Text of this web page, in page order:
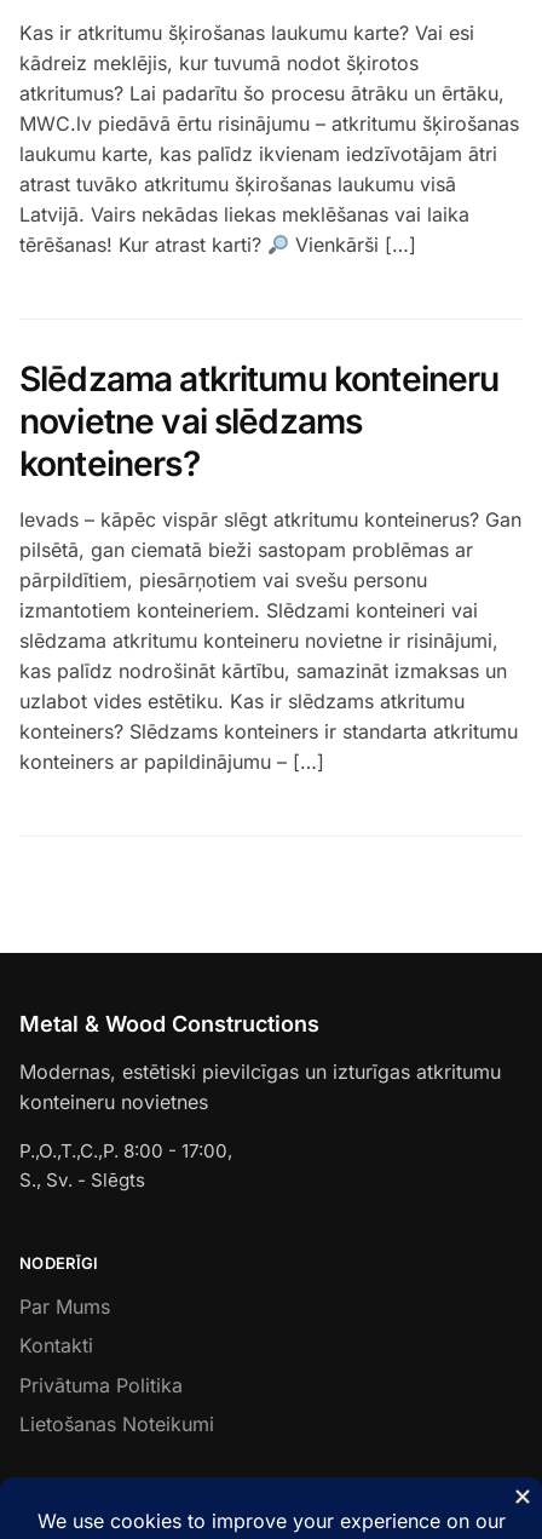
Kas ir atkritumu šķirošanas laukumu karte? Vai esi
kādreiz meklējis, kur tuvumā nodot šķirotos
atkritumus? Lai padarītu šo procesu ātrāku un ērtāku,
MWC.lv piedāvā ērtu risinājumu – atkritumu šķirošanas
laukumu karte, kas palīdz ikvienam iedzīvotājam ātri
atrast tuvāko atkritumu šķirošanas laukumu visā
Latvijā. Vairs nekādas liekas meklēšanas vai laika
tērēšanas! Kur atrast karti?
Vienkārši […]
Slēdzama atkritumu konteineru
novietne vai slēdzams
konteiners?
Ievads – kāpēc vispār slēgt atkritumu konteinerus? Gan
pilsētā, gan ciematā bieži sastopam problēmas ar
pārpildītiem, piesārņotiem vai svešu personu
izmantotiem konteineriem. Slēdzami konteineri vai
slēdzama atkritumu konteineru novietne ir risinājumi,
kas palīdz nodrošināt kārtību, samazināt izmaksas un
uzlabot vides estētiku. Kas ir slēdzams atkritumu
konteiners? Slēdzams konteiners ir standarta atkritumu
konteiners ar papildinājumu – […]
Metal & Wood Constructions
Modernas, estētiski pievilcīgas un izturīgas atkritumu
konteineru novietnes
P.,O.,T.,C.,P. 8:00 - 17:00,
S., Sv. - Slēgts
NODERĪGI
Par Mums
Kontakti
Privātuma Politika
Lietošanas Noteikumi